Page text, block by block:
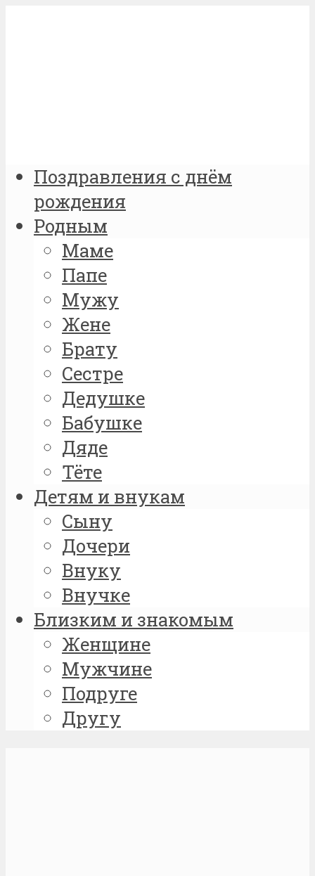
Поздравления с днём
рождения
Родным
Маме
Папе
Мужу
Жене
Брату
Сестре
Дедушке
Бабушке
Дяде
Тёте
Детям и внукам
Сыну
Дочери
Внуку
Внучке
Близким и знакомым
Женщине
Мужчине
Подруге
Другу